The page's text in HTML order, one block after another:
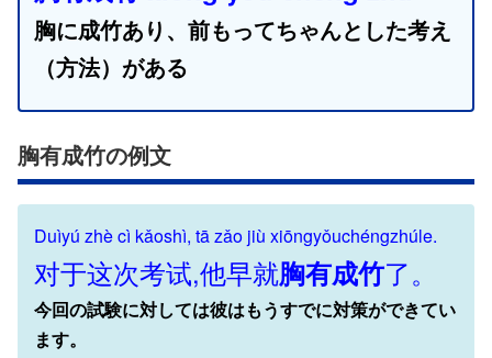
胸に成竹あり、前もってちゃんとした考え
（方法）がある
胸有成竹の例文
Duìyú zhè cì kǎoshì, tā zǎo jiù xiōngyǒuchéngzhúle.
对于这次考试,他早就胸有成竹了。
今回の試験に対しては彼はもうすでに対策ができてい
ます。